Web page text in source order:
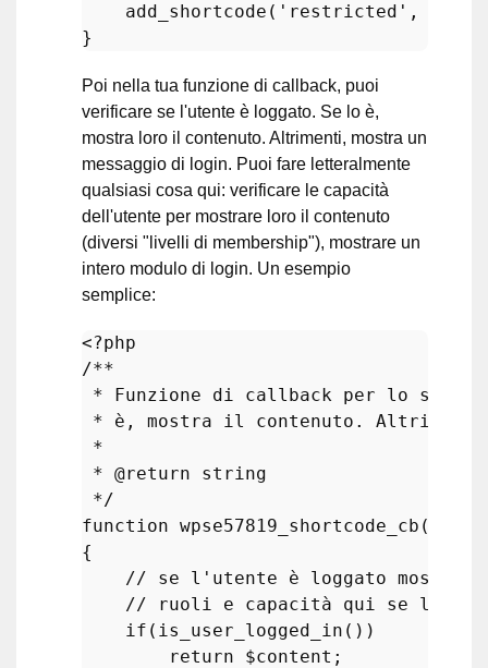
add_shortcode ( 'restricted' ,
Poi nella tua funzione di callback, puoi
verificare se l'utente è loggato. Se lo è,
mostra loro il contenuto. Altrimenti, mostra un
messaggio di login. Puoi fare letteralmente
qualsiasi cosa qui: verificare le capacità
dell'utente per mostrare loro il contenuto
(diversi "livelli di membership"), mostrare un
intero modulo di login. Un esempio
semplice:
<?php
/**
* Funzione di callback per lo
* è, mostra il contenuto.
*
* @return string
*/
function wpse57819_shortcode_cb (
{
// se l'utente è loggato mostra
// ruoli e capacità qui se lo
if ( is_user_logged_in ())
return
$content ;